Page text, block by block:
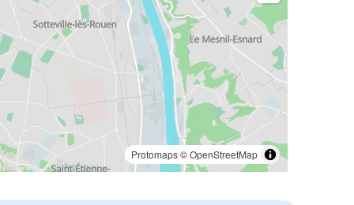
Protomaps©OpenStreetMap